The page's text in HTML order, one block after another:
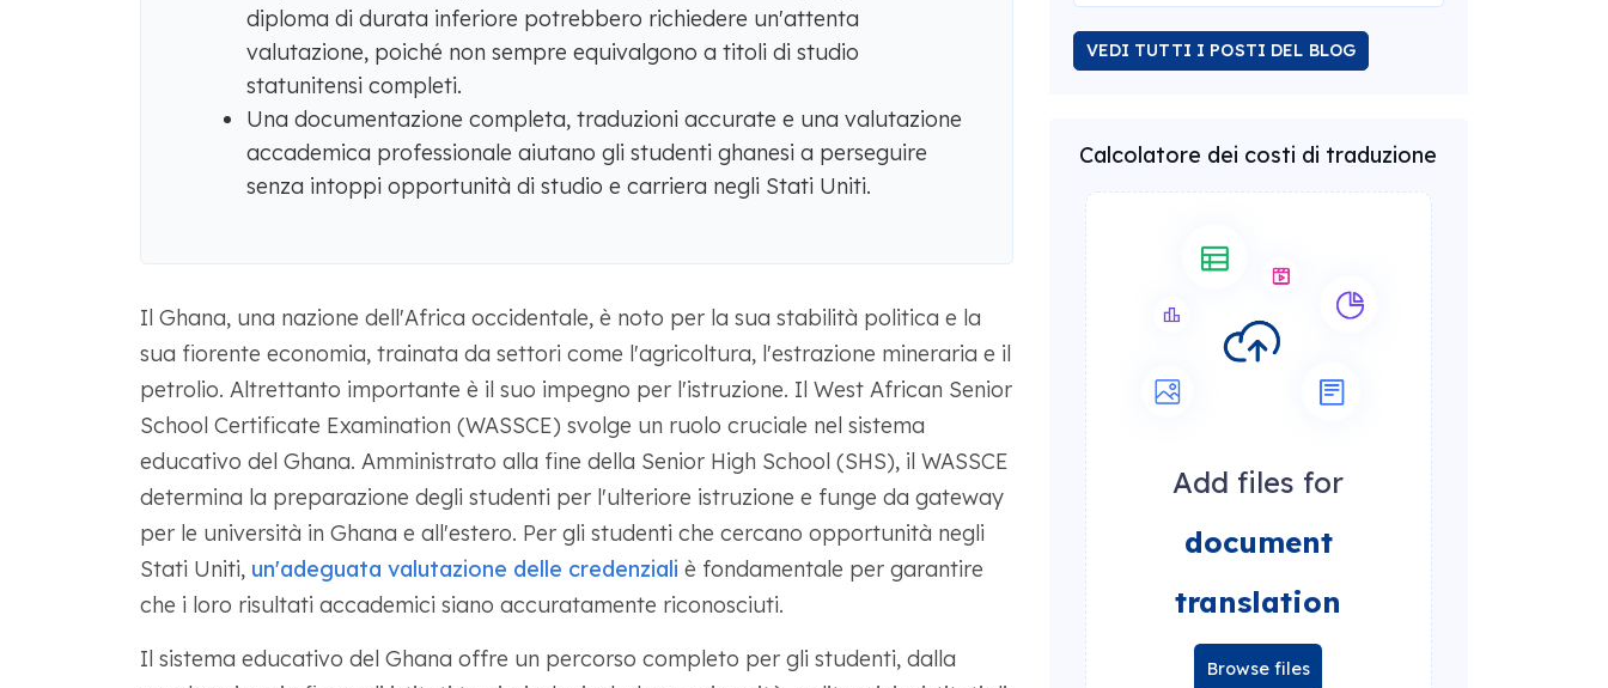
diploma di durata inferiore potrebbero richiedere un'attenta
valutazione, poiché non sempre equivalgono a titoli di studio
statunitensi completi.
Una documentazione completa, traduzioni accurate e una valutazione
accademica professionale aiutano gli studenti ghanesi a perseguire
senza intoppi opportunità di studio e carriera negli Stati Uniti.
Il Ghana, una nazione dell'Africa occidentale, è noto per la sua stabilità politica e la
sua fiorente economia, trainata da settori come l'agricoltura, l'estrazione mineraria e il
petrolio. Altrettanto importante è il suo impegno per l'istruzione. Il West African Senior
School Certificate Examination (WASSCE) svolge un ruolo cruciale nel sistema
educativo del Ghana. Amministrato alla fine della Senior High School (SHS), il WASSCE
determina la preparazione degli studenti per l'ulteriore istruzione e funge da gateway
per le università in Ghana e all'estero. Per gli studenti che cercano opportunità negli
Stati Uniti, un'adeguata valutazione delle credenziali è fondamentale per garantire
che i loro risultati accademici siano accuratamente riconosciuti.
Il sistema educativo del Ghana offre un percorso completo per gli studenti, dalla
VEDI TUTTI I POSTI DEL BLOG
Calcolatore dei costi di traduzione
Add files for
document
translation
Browse files